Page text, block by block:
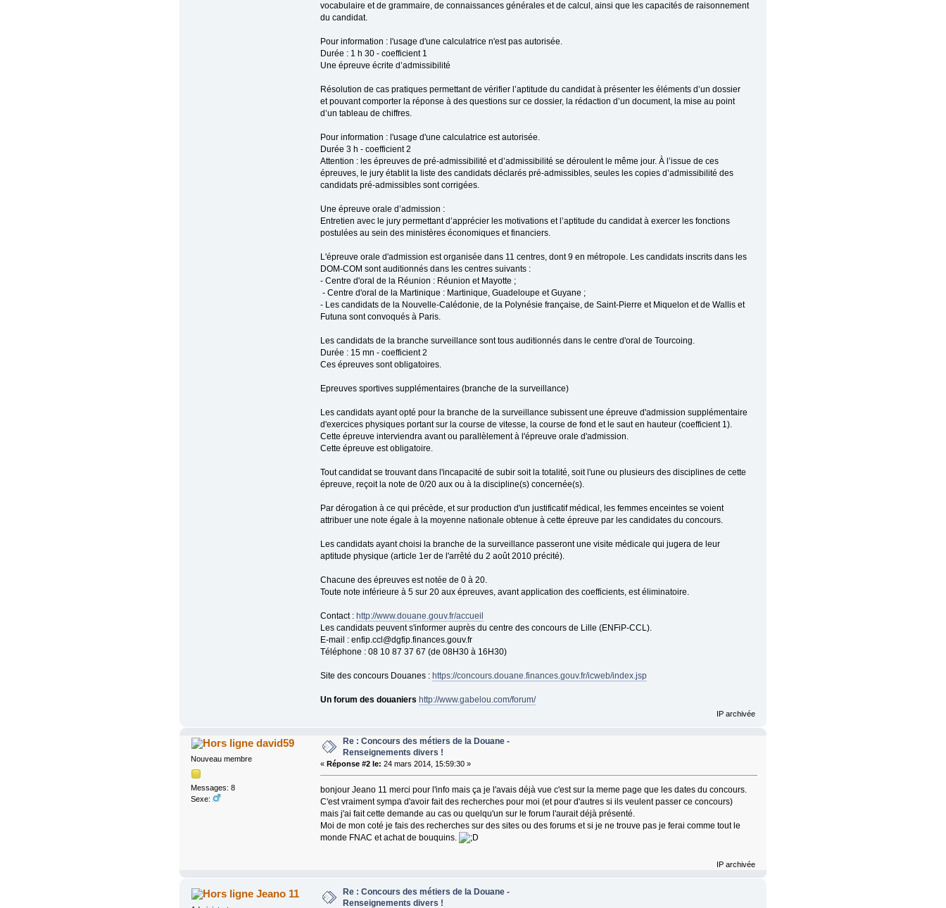
vocabulaire et de grammaire, de connaissances générales et de calcul, ainsi que les capacités de raisonnement
du candidat.
Pour information : l'usage d'une calculatrice n'est pas autorisée.
Durée : 1 h 30 - coefficient 1
Une épreuve écrite d’admissibilité
Résolution de cas pratiques permettant de vérifier l’aptitude du candidat à présenter les éléments d’un dossier
et pouvant comporter la réponse à des questions sur ce dossier, la rédaction d’un document, la mise au point
d’un tableau de chiffres.
Pour information : l'usage d'une calculatrice est autorisée.
Durée 3 h - coefficient 2
Attention : les épreuves de pré-admissibilité et d’admissibilité se déroulent le même jour. À l’issue de ces
épreuves, le jury établit la liste des candidats déclarés pré-admissibles, seules les copies d’admissibilité des
candidats pré-admissibles sont corrigées.
Une épreuve orale d’admission :
Entretien avec le jury permettant d’apprécier les motivations et l’aptitude du candidat à exercer les fonctions
postulées au sein des ministères économiques et financiers.
L'épreuve orale d'admission est organisée dans 11 centres, dont 9 en métropole. Les candidats inscrits dans les
DOM-COM sont auditionnés dans les centres suivants :
- Centre d'oral de la Réunion : Réunion et Mayotte ;
- Centre d'oral de la Martinique : Martinique, Guadeloupe et Guyane ;
- Les candidats de la Nouvelle-Calédonie, de la Polynésie française, de Saint-Pierre et Miquelon et de Wallis et
Futuna sont convoqués à Paris.
Les candidats de la branche surveillance sont tous auditionnés dans le centre d'oral de Tourcoing.
Durée : 15 mn - coefficient 2
Ces épreuves sont obligatoires.
Epreuves sportives supplémentaires (branche de la surveillance)
Les candidats ayant opté pour la branche de la surveillance subissent une épreuve d'admission supplémentaire
d'exercices physiques portant sur la course de vitesse, la course de fond et le saut en hauteur (coefficient 1).
Cette épreuve interviendra avant ou parallèlement à l'épreuve orale d'admission.
Cette épreuve est obligatoire.
Tout candidat se trouvant dans l'incapacité de subir soit la totalité, soit l'une ou plusieurs des disciplines de cette
épreuve, reçoit la note de 0/20 aux ou à la discipline(s) concernée(s).
Par dérogation à ce qui précède, et sur production d'un justificatif médical, les femmes enceintes se voient
attribuer une note égale à la moyenne nationale obtenue à cette épreuve par les candidates du concours.
Les candidats ayant choisi la branche de la surveillance passeront une visite médicale qui jugera de leur
aptitude physique (article 1er de l'arrêté du 2 août 2010 précité).
Chacune des épreuves est notée de 0 à 20.
Toute note inférieure à 5 sur 20 aux épreuves, avant application des coefficients, est éliminatoire.
Contact : http://www.douane.gouv.fr/accueil
Les candidats peuvent s'informer auprès du centre des concours de Lille (ENFiP-CCL).
E-mail : enfip.ccl@dgfip.finances.gouv.fr
Téléphone : 08 10 87 37 67 (de 08H30 à 16H30)
Site des concours Douanes : https://concours.douane.finances.gouv.fr/icweb/index.jsp
Un forum des douaniers http://www.gabelou.com/forum/
IP archivée
david59
Nouveau membre
Messages: 8
Sexe:
Re : Concours des métiers de la Douane -
Renseignements divers !
« Réponse #2 le: 24 mars 2014, 15:59:30 »
bonjour Jeano 11 merci pour l'info mais ça je l'avais déjà vue c'est sur la meme page que les dates du concours.
C'est vraiment sympa d'avoir fait des recherches pour moi (et pour d'autres si ils veulent passer ce concours)
mais j'ai fait cette demande au cas ou quelqu'un sur le forum l'aurait déjà présenté.
Moi de mon coté je fais des recherches sur des sites ou des forums et si je ne trouve pas je ferai comme tout le
monde FNAC et achat de bouquins.
IP archivée
Jeano 11
Re : Concours des métiers de la Douane -
Renseignements divers !